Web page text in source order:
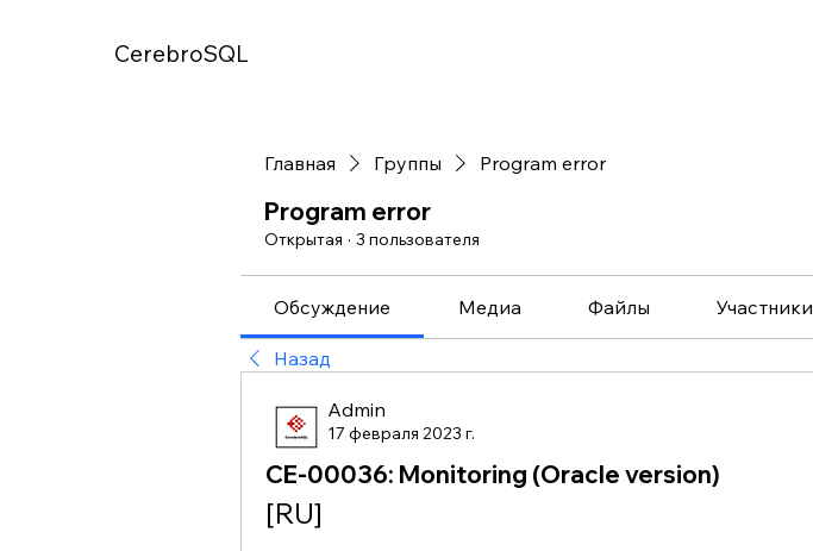
CerebroSQL
Главная Группы Program error
Program error
Открытая · 3 пользователя
Обсуждение Медиа Файлы Участники
Назад
Admin
17 февраля 2023 г.
CE-00036: Monitoring (Oracle version)
[RU]